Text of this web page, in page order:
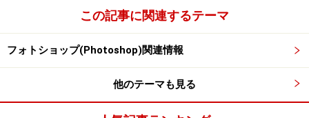
この記事に関連するテーマ
フォトショップ(Photoshop)関連情報
他のテーマも見る